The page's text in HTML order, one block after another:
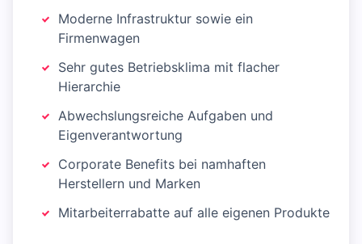
Moderne Infrastruktur sowie ein
Firmenwagen
Sehr gutes Betriebsklima mit flacher
Hierarchie
Abwechslungsreiche Aufgaben und
Eigenverantwortung
Corporate Benefits bei namhaften
Herstellern und Marken
Mitarbeiterrabatte auf alle eigenen Produkte